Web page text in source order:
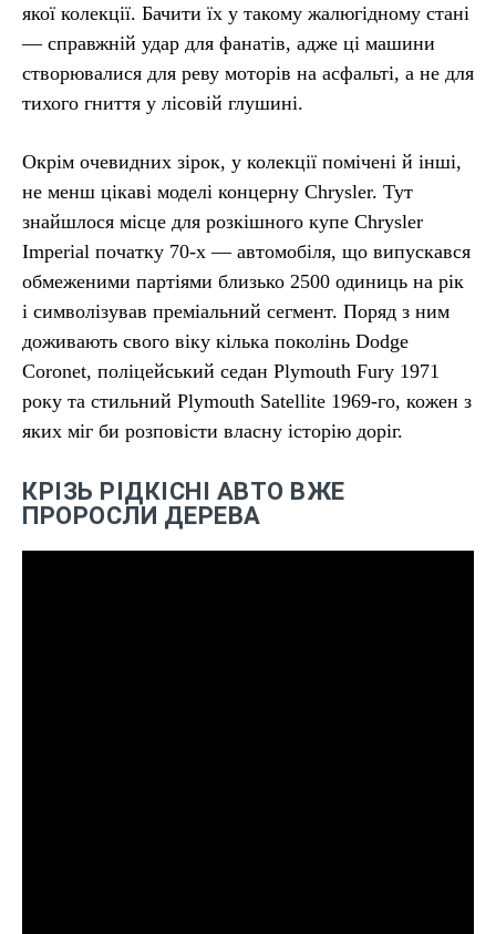
якої колекції. Бачити їх у такому жалюгідному стані
— справжній удар для фанатів, адже ці машини
створювалися для реву моторів на асфальті, а не для
тихого гниття у лісовій глушині.
Окрім очевидних зірок, у колекції помічені й інші,
не менш цікаві моделі концерну Chrysler. Тут
знайшлося місце для розкішного купе Chrysler
Imperial початку 70-х — автомобіля, що випускався
обмеженими партіями близько 2500 одиниць на рік
і символізував преміальний сегмент. Поряд з ним
доживають свого віку кілька поколінь Dodge
Coronet, поліцейський седан Plymouth Fury 1971
року та стильний Plymouth Satellite 1969-го, кожен з
яких міг би розповісти власну історію доріг.
КРІЗЬ РІДКІСНІ АВТО ВЖЕ
ПРОРОСЛИ ДЕРЕВА